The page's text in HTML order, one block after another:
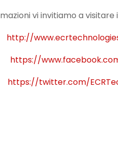
vi invitiamo a visitare
http://
https://
https://twitter.com/